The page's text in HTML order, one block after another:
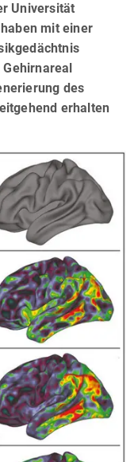
Universität
mit einer
des
erhalten